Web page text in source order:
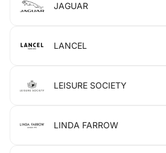
JAGUAR
LANCEL
LEISURE SOCIETY
LINDA FARROW